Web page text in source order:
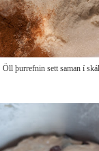
Öll þurrefnin sett saman í skál